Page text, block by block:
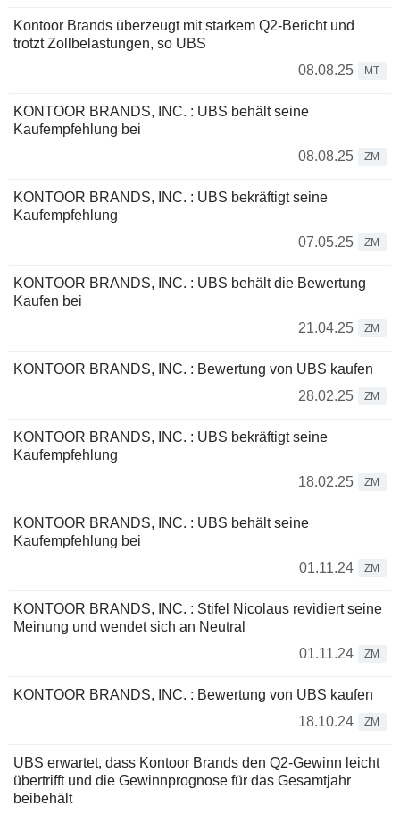
Kontoor Brands überzeugt mit starkem Q2-Bericht und
trotzt Zollbelastungen, so UBS
08.08.25
MT
KONTOOR BRANDS, INC. : UBS behält seine
Kaufempfehlung bei
08.08.25
ZM
KONTOOR BRANDS, INC. : UBS bekräftigt seine
Kaufempfehlung
07.05.25
ZM
KONTOOR BRANDS, INC. : UBS behält die Bewertung
Kaufen bei
21.04.25
ZM
KONTOOR BRANDS, INC. : Bewertung von UBS kaufen
28.02.25
ZM
KONTOOR BRANDS, INC. : UBS bekräftigt seine
Kaufempfehlung
18.02.25
ZM
KONTOOR BRANDS, INC. : UBS behält seine
Kaufempfehlung bei
01.11.24
ZM
KONTOOR BRANDS, INC. : Stifel Nicolaus revidiert seine
Meinung und wendet sich an Neutral
01.11.24
ZM
KONTOOR BRANDS, INC. : Bewertung von UBS kaufen
18.10.24
ZM
UBS erwartet, dass Kontoor Brands den Q2-Gewinn leicht
übertrifft und die Gewinnprognose für das Gesamtjahr
beibehält